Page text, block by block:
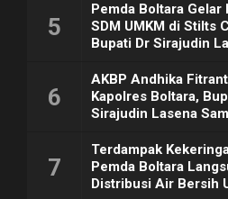
5
Pemda Boltara Gelar
SDM UMKM di Stilts
Bupati Dr Sirajudin
Dorong Ekonomi
6
AKBP Andhika
Kapolres Boltara,
Sirajudin Lasena
7
Terdampak
Pemda Boltara
Distribusi Air Bersih